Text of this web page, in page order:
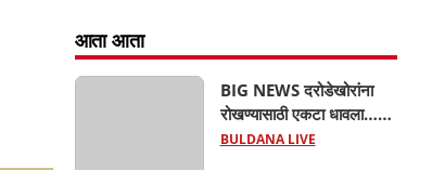
आता आता
BIG NEWS दरोडेखोरांना
रोखण्यासाठी एकटा धावला…
पण टोळीने घेरलं! काठी-चाकूचे
BULDANA LIVE